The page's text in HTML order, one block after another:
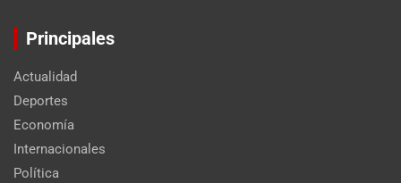
Principales
Actualidad
Deportes
Economía
Internacionales
Política